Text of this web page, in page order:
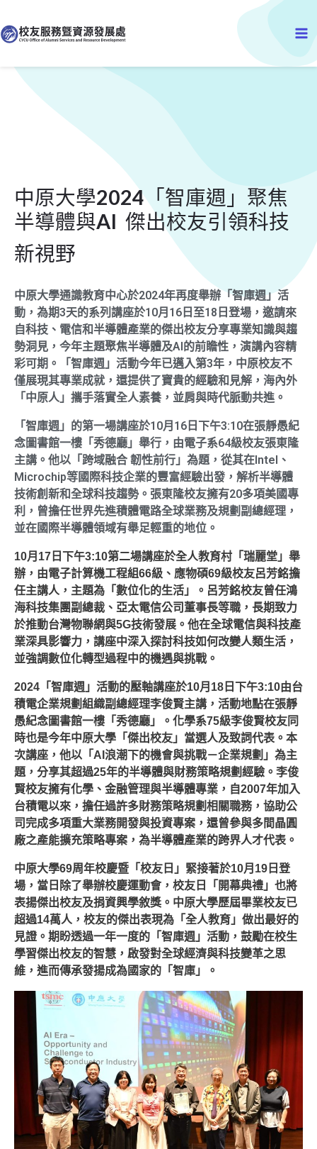
至
主
中原大學2024「智庫週」聚焦
半導體與AI 傑出校友引領科技
新視野
中原大學通識教育中心於2024年再度舉辦「智庫週」活
動，為期3天的系列講座於10月16日至18日登場，邀請來
自科技、電信和半導體產業的傑出校友分享專業知識與趨
勢洞見，今年主題聚焦半導體及AI的前瞻性，演講內容精
彩可期。「智庫週」活動今年已邁入第3年，中原校友不
僅展現其專業成就，還提供了寶貴的經驗和見解，海內外
「中原人」攜手落實全人素養，並肩與時代脈動共進。
「智庫週」的第一場講座於10月16日下午3:10在張靜愚紀
念圖書館一樓「秀德廳」舉行，由電子系64級校友張東隆
主講。他以「跨域融合 韌性前行」為題，從其在Intel、
Microchip等國際科技企業的豐富經驗出發，解析半導體
技術創新和全球科技趨勢。張東隆校友擁有20多項美國專
利，曾擔任世界先進積體電路全球業務及規劃副總經理，
並在國際半導體領域有舉足輕重的地位。
10月17日下午3:10第二場講座於全人教育村「瑞麗堂」舉
辦，由電子計算機工程組66級、應物碩69級校友呂芳銘擔
任主講人，主題為「數位化的生活」。呂芳銘校友曾任鴻
海科技集團副總裁、亞太電信公司董事長等職，長期致力
於推動台灣物聯網與5G技術發展。他在全球電信與科技產
業深具影響力，講座中深入探討科技如何改變人類生活，
並強調數位化轉型過程中的機遇與挑戰。
2024「智庫週」活動的壓軸講座於10月18日下午3:10由台
積電企業規劃組織副總經理李俊賢主講，活動地點在張靜
愚紀念圖書館一樓「秀德廳」。化學系75級李俊賢校友同
時也是今年中原大學「傑出校友」當選人及致詞代表。本
次講座，他以「AI浪潮下的機會與挑戰－企業規劃」為主
題，分享其超過25年的半導體與財務策略規劃經驗。李俊
賢校友擁有化學、金融管理與半導體專業，自2007年加入
台積電以來，擔任過許多財務策略規劃相關職務，協助公
司完成多項重大業務開發與投資專案，還曾參與多間晶圓
廠之產能擴充策略專案，為半導體產業的跨界人才代表。
中原大學69周年校慶暨「校友日」緊接著於10月19日登
場，當日除了舉辦校慶運動會，校友日「開幕典禮」也將
表揚傑出校友及捐資興學敘獎。中原大學歷屆畢業校友已
超過14萬人，校友的傑出表現為「全人教育」做出最好的
見證。期盼透過一年一度的「智庫週」活動，鼓勵在校生
學習傑出校友的智慧，啟發對全球經濟與科技變革之思
維，進而傳承發揚成為國家的「智庫」。